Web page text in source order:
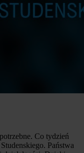
Co tydzień
Państwa